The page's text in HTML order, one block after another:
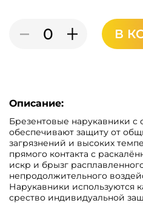
В
Описание:
Брезентовые нарукавники с
обеспечивают защиту от
загрязнений и высоких
прямого контакта с
искр и брызг
непродолжительного
Нарукавники используются
срество индивидуальной